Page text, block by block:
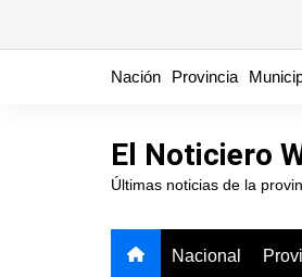
Nación Provincia
El Noticiero
Últimas noticias de la
Nacional